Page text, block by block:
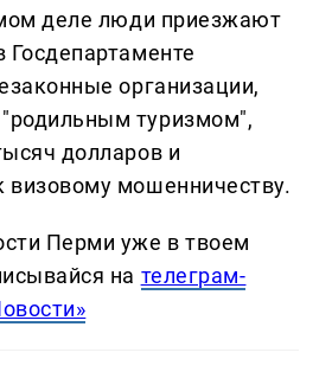
деле люди приезжают
организации,
туризмом",
долларов и
визовому мошенничеству.
Перми уже в твоем
на телеграм-